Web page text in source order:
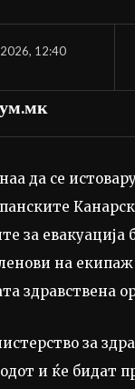
2026, 12:40
да се
за евакуација
на
здравствена
за
и ќе бидат